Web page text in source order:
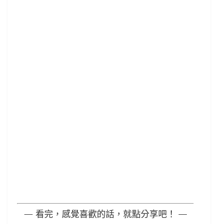
— 看完，感覺喜歡的話，就點分享吧！ —